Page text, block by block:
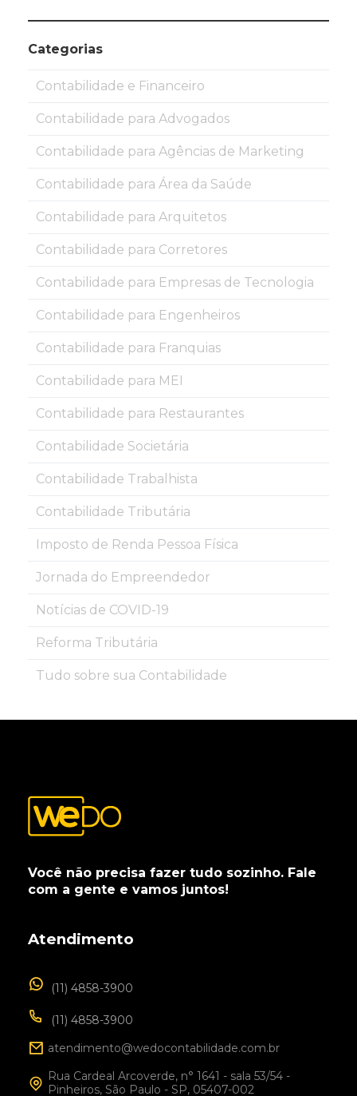
Categorias
Contabilidade e Financeiro
Contabilidade para Advogados
Contabilidade para Agências de Marketing
Contabilidade para Área da Saúde
Contabilidade para Arquitetos
Contabilidade para Corretores
Contabilidade para Empresas de Tecnologia
Contabilidade para Engenheiros
Contabilidade para Franquias
Contabilidade para MEI
Contabilidade para Restaurantes
Contabilidade Societária
Contabilidade Trabalhista
Contabilidade Tributária
Imposto de Renda Pessoa Física
Jornada do Empreendedor
Notícias de COVID-19
Reforma Tributária
Tudo sobre sua Contabilidade
Você não precisa fazer tudo sozinho. Fale
com a gente e vamos juntos!
Atendimento
(11) 4858-3900
(11) 4858-3900
atendimento@wedocontabilidade.com.br
Rua Cardeal Arcoverde, n° 1641 - sala 53/54 -
Pinheiros, São Paulo - SP, 05407-002